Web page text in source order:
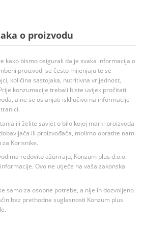
o proizvodu
kako bismo osigurali da je svaka informacija o
proizvodi se često mijenjaju te se
količina sastojaka, nutritivna vrijednost,
konzumacije trebali biste uvijek pročitati
a ne se oslanjati isključivo na informacije
ili želite savjet o bilo kojoj marki proizvoda
ili proizvođača, molimo obratite nam
Korisnike.
redovito ažuriraju, Konzum plus d.o.o.
Ovo ne utječe na vaša zakonska
samo za osobne potrebe, a nije ih dozvoljeno
bez prethodne suglasnosti Konzum plus